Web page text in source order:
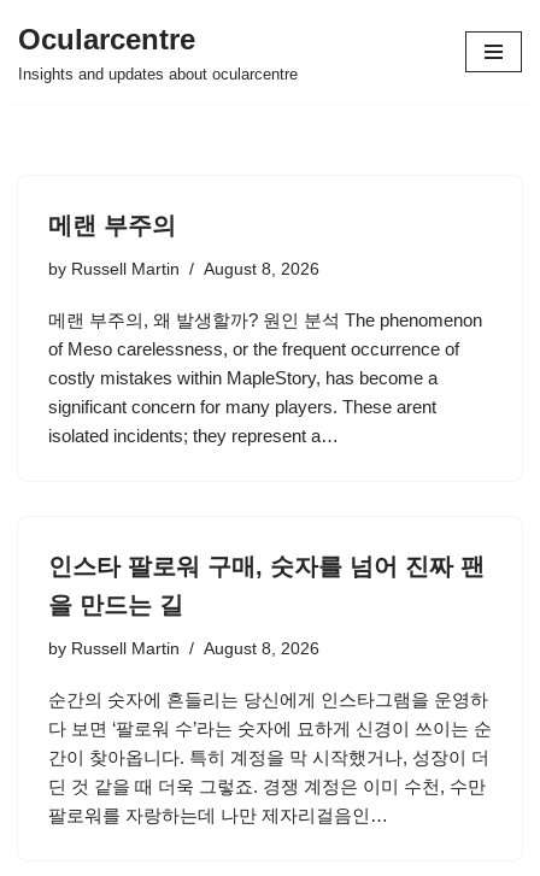
Skip
Ocularcentre
Insights and updates about ocularcentre
메랜 부주의
by Russell Martin August 8, 2026
메랜 부주의, 왜 발생할까? 원인 분석 The phenomenon
of Meso carelessness, or the frequent occurrence of
costly mistakes within MapleStory, has become a
significant concern for many players. These arent
isolated incidents; they represent a…
인스타 팔로워 구매, 숫자를 넘어 진짜 팬
을 만드는 길
by Russell Martin August 8, 2026
순간의 숫자에 흔들리는 당신에게 인스타그램을 운영하
다 보면 ‘팔로워 수’라는 숫자에 묘하게 신경이 쓰이는 순
간이 찾아옵니다. 특히 계정을 막 시작했거나, 성장이 더
딘 것 같을 때 더욱 그렇죠. 경쟁 계정은 이미 수천, 수만
팔로워를 자랑하는데 나만 제자리걸음인…